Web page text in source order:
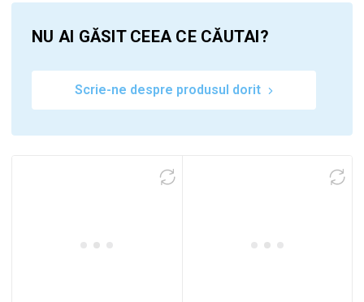
NU AI GĂSIT CEEA CE CĂUTAI?
Scrie-ne despre produsul dorit